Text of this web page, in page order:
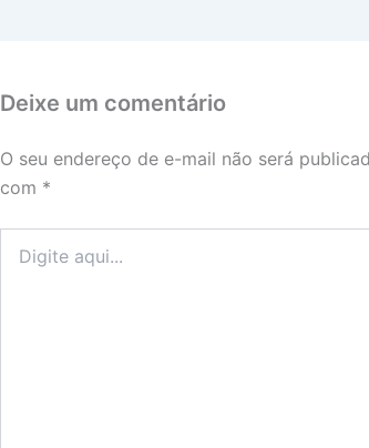
Deixe um comentário
O seu endereço de e-mail não será
com *
aqui...